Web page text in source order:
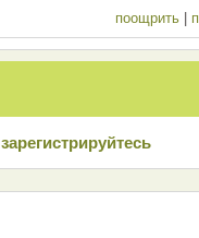
поощрить
зарeгиcтрирyйтeсь